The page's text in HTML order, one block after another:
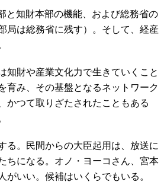
知財本部の機能、および総務省の
局は総務省に残す）。そして、経産
財や産業文化力で生きていくこと
育み、その基盤となるネットワーク
かつて取りざたされたこともある
。民間からの大臣起用は、放送に
ちになる。オノ・ヨーコさん、宮本
いい。候補はいくらでもいる。